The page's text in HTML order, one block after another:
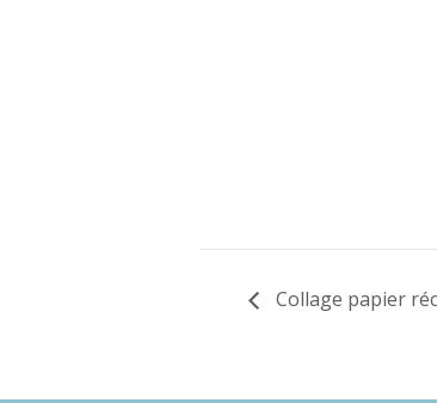
Collage papier